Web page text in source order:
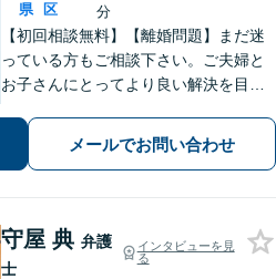
県
区
分
【初回相談無料】【離婚問題】まだ迷
っている方もご相談下さい。ご夫婦と
お子さんにとってより良い解決を目指
労働問題など、幅広いお悩みに対応し
ます。【静岡市／焼津市／島田市／藤
メールでお問い合わせ
守屋 典 弁護
士
インタビューを見
る